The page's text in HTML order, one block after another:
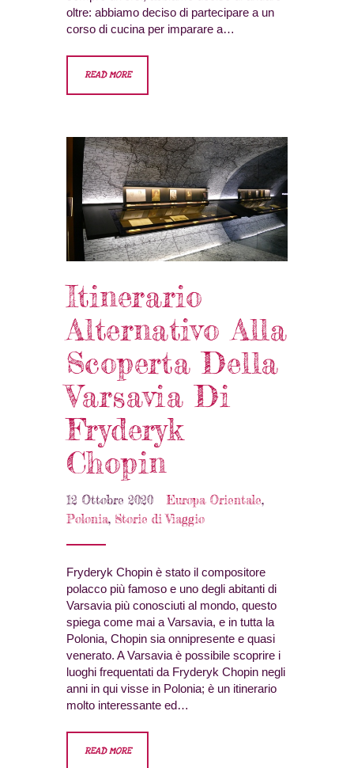
oltre: abbiamo deciso di partecipare a un
corso di cucina per imparare a…
READ MORE
Itinerario
Alternativo Alla
Scoperta Della
Varsavia Di
Fryderyk
Chopin
12 Ottobre 2020 Europa Orientale,
Polonia, Storie di Viaggio
Fryderyk Chopin è stato il compositore
polacco più famoso e uno degli abitanti di
Varsavia più conosciuti al mondo, questo
spiega come mai a Varsavia, e in tutta la
Polonia, Chopin sia onnipresente e quasi
venerato. A Varsavia è possibile scoprire i
luoghi frequentati da Fryderyk Chopin negli
anni in qui visse in Polonia; è un itinerario
molto interessante ed…
READ MORE